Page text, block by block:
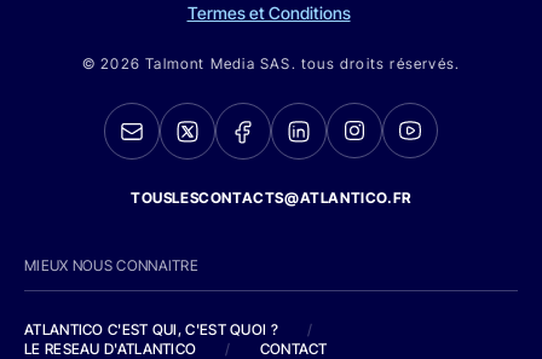
Termes et Conditions
© 2026 Talmont Media SAS. tous droits réservés.
TOUSLESCONTACTS@ATLANTICO.FR
MIEUX NOUS CONNAITRE
ATLANTICO C'EST QUI, C'EST QUOI ?
/
LE RESEAU D'ATLANTICO
/ CONTACT